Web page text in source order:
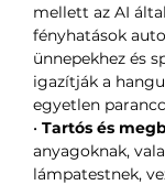
mellett az AI
fényhatások
ünnepekhez és
igazítják a
egyetlen
• Tartós és
anyagoknak,
lámpatestnek,